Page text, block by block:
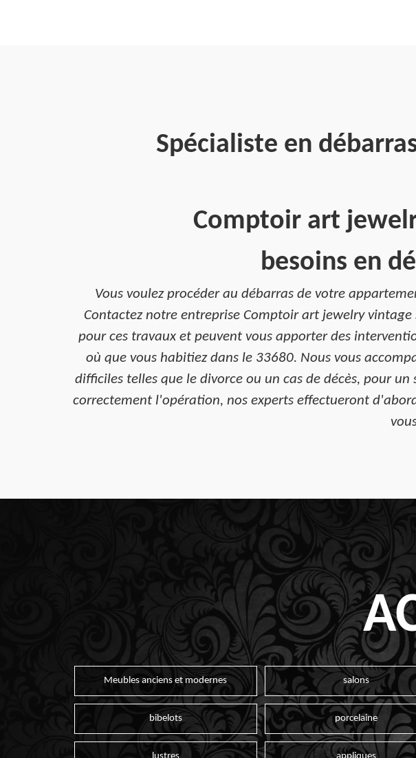
Spécialiste en
Comptoir art
besoins en
Vous voulez procéder au débarras de votre
Contactez notre entreprise Comptoir art jewelry
pour ces travaux et peuvent vous apporter des
où que vous habitiez dans le 33680. Nous vous
difficiles telles que le divorce ou un cas de décès, pour
correctement l'opération, nos experts effectueront
Meubles anciens et modernes salons
bibelots porcelaine